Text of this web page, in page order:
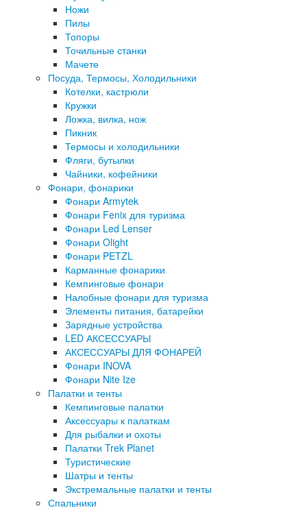
Ножи
Пилы
Топоры
Точильные станки
Мачете
Посуда, Термосы, Холодильники
Котелки, кастрюли
Кружки
Ложка, вилка, нож
Пикник
Термосы и холодильники
Фляги, бутылки
Чайники, кофейники
Фонари, фонарики
Фонари Armytek
Фонари Fenix для туризма
Фонари Led Lenser
Фонари Olight
Фонари PETZL
Карманные фонарики
Кемпинговые фонари
Налобные фонари для туризма
Элементы питания, батарейки
Зарядные устройства
LED АКСЕССУАРЫ
АКСЕССУАРЫ ДЛЯ ФОНАРЕЙ
Фонари INOVA
Фонари Nite Ize
Палатки и тенты
Кемпинговые палатки
Аксессуары к палаткам
Для рыбалки и охоты
Палатки Trek Planet
Туристические
Шатры и тенты
Экстремальные палатки и тенты
Спальники